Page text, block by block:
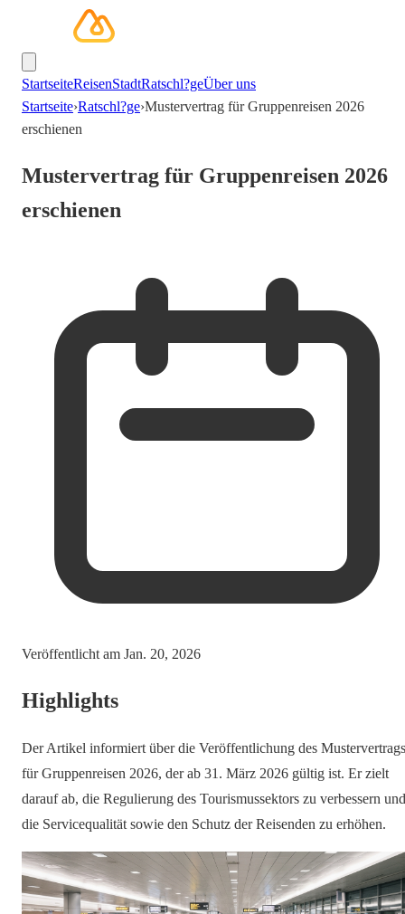
StartseiteReisenStadtRatschl?geÜber uns
Startseite›Ratschl?ge›Mustervertrag für Gruppenreisen 2026
erschienen
Mustervertrag für Gruppenreisen 2026
erschienen
Veröffentlicht am Jan. 20, 2026
Highlights
Der Artikel informiert über die Veröffentlichung des Mustervertrags
für Gruppenreisen 2026, der ab 31. März 2026 gültig ist. Er zielt
darauf ab, die Regulierung des Tourismussektors zu verbessern und
die Servicequalität sowie den Schutz der Reisenden zu erhöhen.